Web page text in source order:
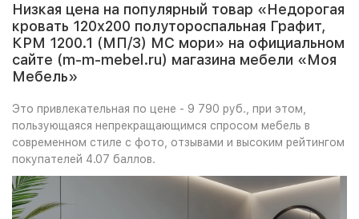
Низкая цена на популярный товар «Недорогая
кровать 120х200 полутороспальная Графит,
КРМ 1200.1 (МП/3) МС мори» на официальном
сайте (m-m-mebel.ru) магазина мебели «Моя
Мебель»
Это привлекательная по цене - 9 790 руб., при этом,
пользующаяся непрекращающимся спросом мебель в
современном стиле с фото, отзывами и высоким рейтингом
покупателей 4.07 баллов.